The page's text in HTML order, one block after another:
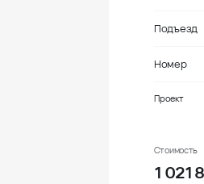
Подъезд
Номер
Проект
Стоимость
1 021